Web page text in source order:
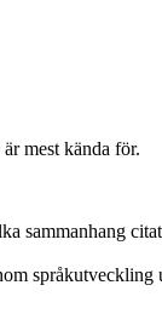
mest kända för.
sammanhang